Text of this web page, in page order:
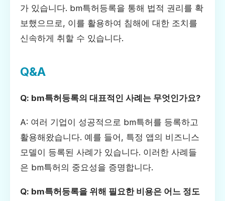
가 있습니다. bm특허등록을 통해 법적 권리를 확
보했으므로, 이를 활용하여 침해에 대한 조치를
신속하게 취할 수 있습니다.
Q&A
Q: bm특허등록의 대표적인 사례는 무엇인가요?
A: 여러 기업이 성공적으로 bm특허를 등록하고
활용해왔습니다. 예를 들어, 특정 앱의 비즈니스
모델이 등록된 사례가 있습니다. 이러한 사례들
은 bm특허의 중요성을 증명합니다.
Q: bm특허등록을 위해 필요한 비용은 어느 정도